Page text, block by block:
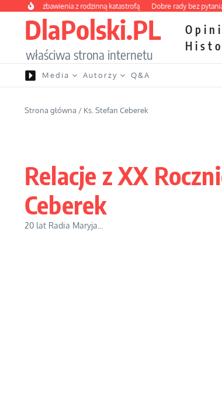
Przejdź do treści
kurs zbawienia z rodzinną katastrofą Dobre rady bez pytania o
DlaPolski.PL
właściwa strona internetu
Media Autorzy Q&A
Strona główna / Ks. Stefan Ceberek
Relacje z XX
Ceberek
20 lat Radia Maryja...